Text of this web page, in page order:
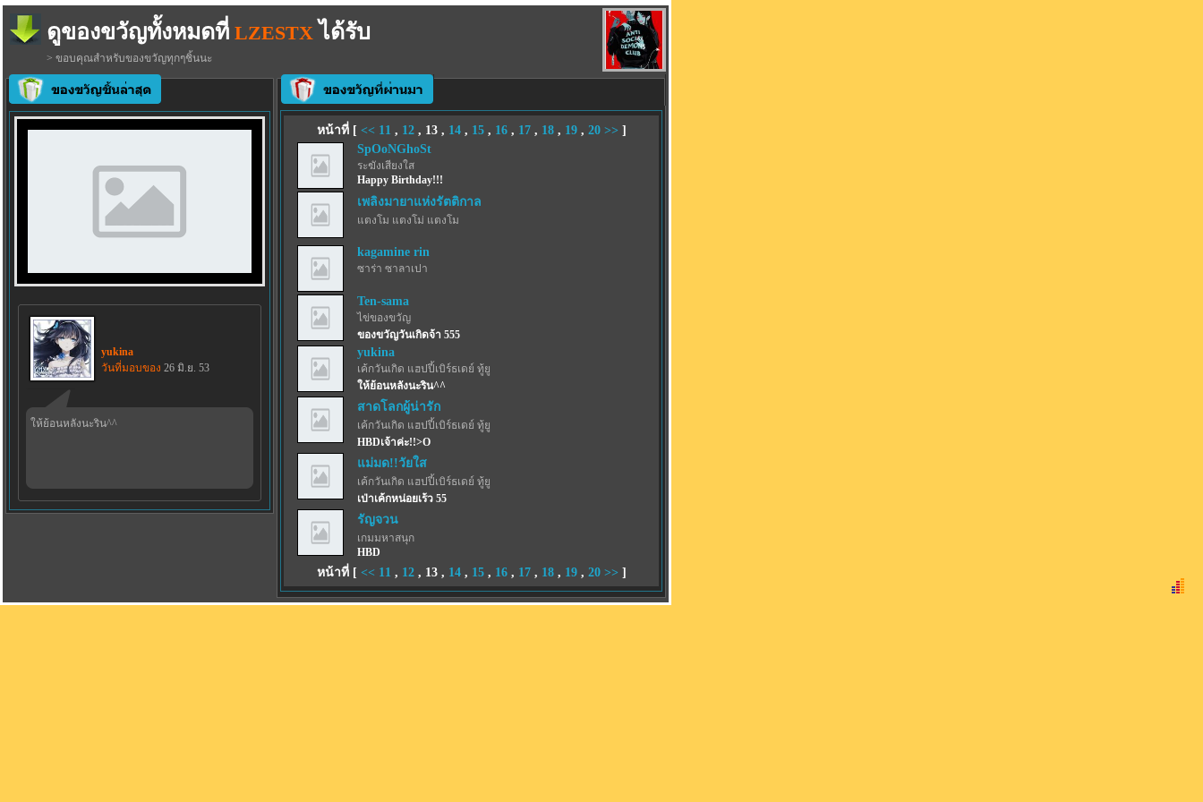
ดูของขวัญทั้งหมดที่ LZESTX ได้รับ
> ขอบคุณสำหรับของขวัญทุกๆชิ้นนะ
yukina
วันที่มอบของ 26 มิ.ย. 53
ให้ย้อนหลังนะริน^^
หน้าที่ [ << 11 , 12, 13, 14, 15, 16, 17, 18, 19, 20 >> ]
SpOoNGhoSt
ระฆังเสียงใส
Happy Birthday!!!
เพลิงมายาแห่งรัตติกาล
แตงโม แตงโม่ แตงโม
kagamine rin
ซาร่า ซาลาเปา
Ten-sama
ไข่ของขวัญ
ของขวัญวันเกิดจ้า 555
yukina
เค้กวันเกิด แฮปปี้เบิร์ธเดย์ ทู้ยู
ให้ย้อนหลังนะริน^^
สาดโลกผู้น่ารัก
เค้กวันเกิด แฮปปี้เบิร์ธเดย์ ทู้ยู
HBDเจ้าค่ะ!!>O
แม่มด!!วัยใส
เค้กวันเกิด แฮปปี้เบิร์ธเดย์ ทู้ยู
เป่าเค้กหน่อยเร้ว 55
รัญจวน
เกมมหาสนุก
HBD
หน้าที่ [ << 11 , 12, 13, 14, 15, 16, 17, 18, 19, 20 >> ]